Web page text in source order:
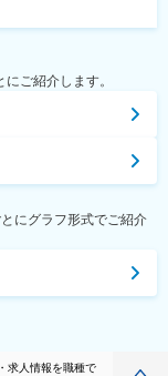
ご紹介します。
にグラフ形式でご紹介
求人情報を職種で